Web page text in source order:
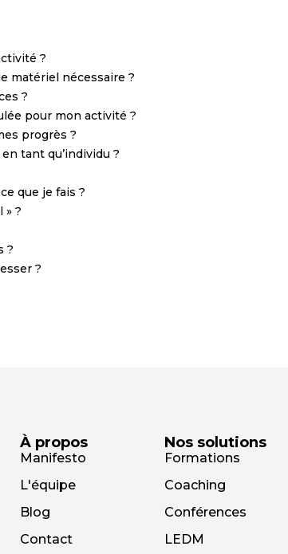
?
matériel nécessaire ?
?
pour mon activité ?
progrès ?
tant qu’individu ?
que je fais ?
» ?
?
?
À propos
Manifesto
L'équipe
Blog
Contact
Nos solutions
Formations
Coaching
Conférences
LEDM